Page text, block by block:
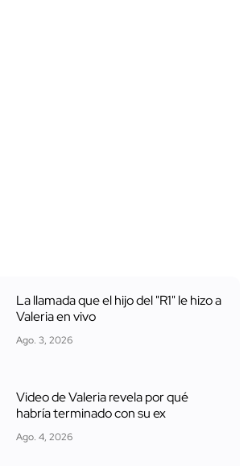
La llamada que el hijo del "R1" le hizo a
Valeria en vivo
Ago. 3, 2026
Video de Valeria revela por qué
habría terminado con su ex
Ago. 4, 2026